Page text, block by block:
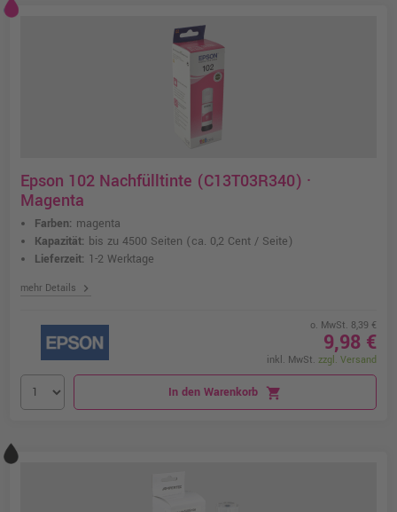
Epson 102 Nachfülltinte (C13T03R340) ·
Magenta
Farben: magenta
Kapazität: bis zu 4500 Seiten (ca. 0,2 Cent / Seite)
Lieferzeit: 1-2 Werktage
mehr Details chevron_right
o. MwSt. 8,39 €
9,98 €
inkl. MwSt. zzgl. Versand
In den Warenkorb shopping_cart